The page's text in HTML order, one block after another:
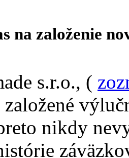
na založenie
s.r.o., (
nikdy